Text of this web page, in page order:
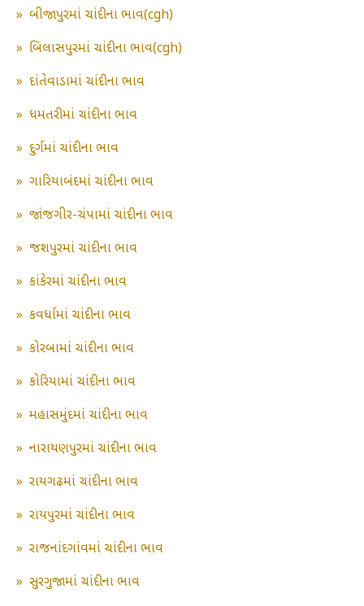
» બીજાપુરમાં ચાંદીના ભાવ(cgh)
» બિલાસપુરમાં ચાંદીના ભાવ(cgh)
» દાંતેવાડામાં ચાંદીના ભાવ
» ધમતરીમાં ચાંદીના ભાવ
» દુર્ગમાં ચાંદીના ભાવ
» ગારિયાબંદમાં ચાંદીના ભાવ
» જાંજગીર-ચંપામાં ચાંદીના ભાવ
» જશપુરમાં ચાંદીના ભાવ
» કાંકેરમાં ચાંદીના ભાવ
» કવર્ધામાં ચાંદીના ભાવ
» કોરબામાં ચાંદીના ભાવ
» કોરિયામાં ચાંદીના ભાવ
» મહાસમુંદમાં ચાંદીના ભાવ
» નારાયણપુરમાં ચાંદીના ભાવ
» રાયગઢમાં ચાંદીના ભાવ
» રાયપુરમાં ચાંદીના ભાવ
» રાજનાંદગાંવમાં ચાંદીના ભાવ
» સુરગુજામાં ચાંદીના ભાવ